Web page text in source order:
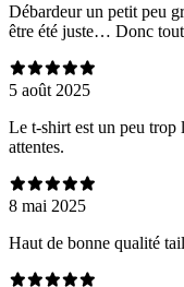
Débardeur un petit peu
être été juste… Donc
5 août 2025
Le t-shirt est un peu trop
attentes.
8 mai 2025
Haut de bonne qualité